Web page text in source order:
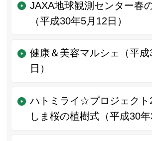
JAXA地球観測センター春
（平成30年5月12日）
健康＆美容マルシェ（平
日）
ハトミライ☆プロジェクト
しま桜の植樹式（平成30年